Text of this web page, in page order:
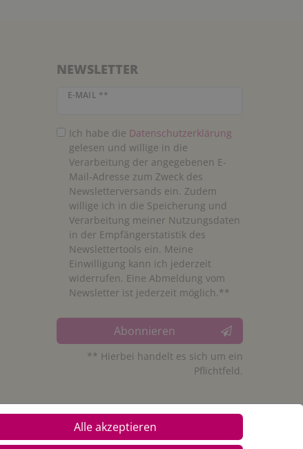
NEWSLETTER
E-MAIL **
Newsletter Honig
Ich habe die Daten­schutz­erklärung
gelesen und willige in die
Verarbeitung der angegebenen E-
Mail-Adresse zum Zweck des
Newsletterversands ein. Zudem
willige ich in die Speicherung und
Verarbeitung meiner Nutzungsdaten
in der Empfängerstatistik des
Newslettertools ein. Meine
Einwilligung kann ich jederzeit
widerrufen. Eine Abmeldung vom
Newsletter ist jederzeit möglich.**
Abonnieren
** Hierbei handelt es sich um ein
Pflichtfeld.
Alle akzeptieren